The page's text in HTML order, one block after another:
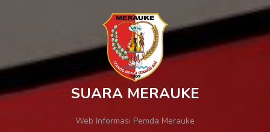
SUARA MERAUKE
Web Informasi Pemda Merauke